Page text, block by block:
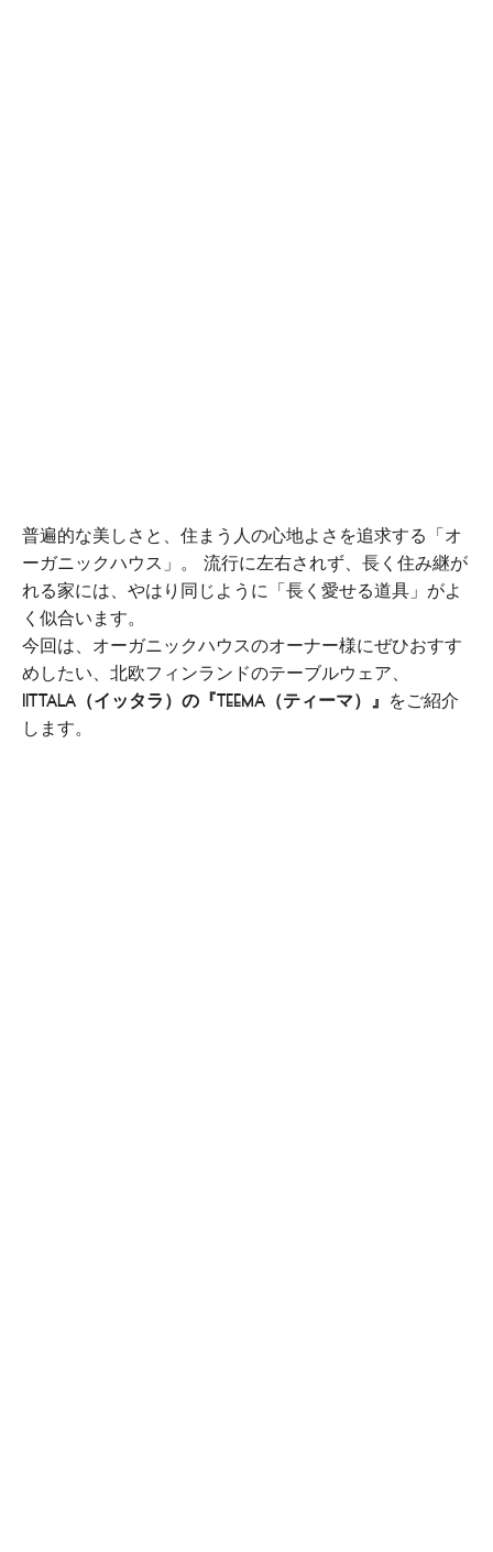
普遍的な美しさと、住まう人の心地よさを追求する「オ
ーガニックハウス」。 流行に左右されず、長く住み継が
れる家には、やはり同じように「長く愛せる道具」がよ
く似合います。
今回は、オーガニックハウスのオーナー様にぜひおすす
めしたい、北欧フィンランドのテーブルウェア、
iittala（イッタラ）の『Teema（ティーマ）』
をご紹介
します。